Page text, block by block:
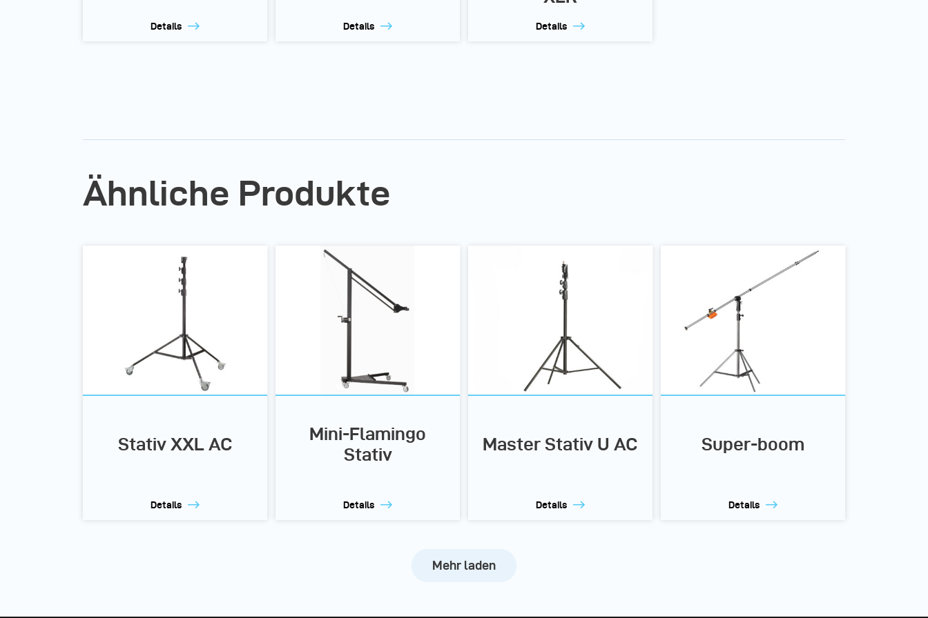
Details Details Details
Ähnliche Produkte
Stativ XXL AC
Details
Mini-Flamingo
Stativ
Details
Master Stativ U AC
Details
Super-boom
Details
Mehr laden